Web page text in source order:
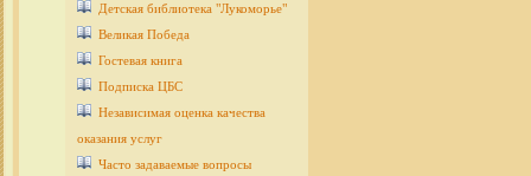
Детcкая библиотека "Лукоморье"
Великая Победа
Гостевая книга
Подписка ЦБС
Независимая оценка качества
оказания услуг
Часто задаваемые вопросы